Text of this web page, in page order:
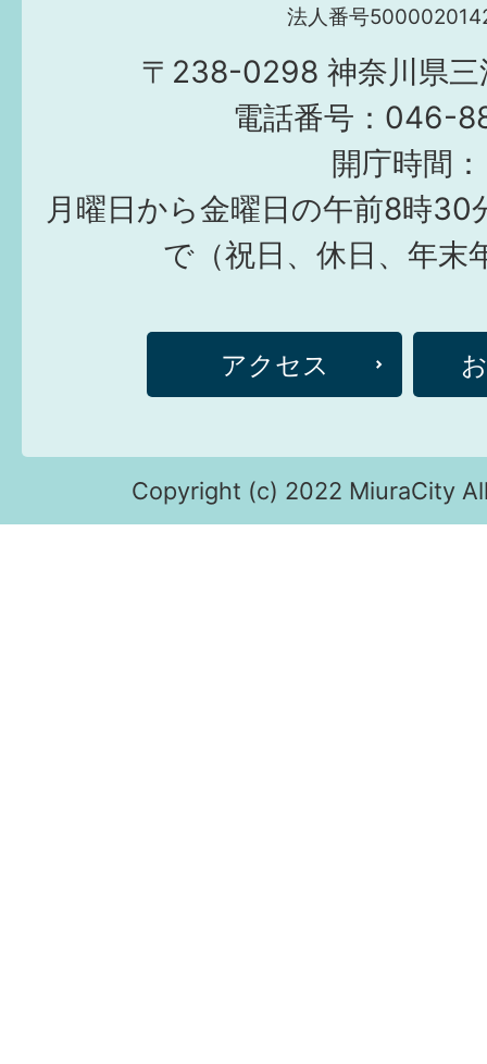
法人番号
〒238-0298 神奈川県三
電話番号：046-
開庁時間：
月曜日から金曜日の午前8時30
で（祝日、休日、年末
アクセス
Copyright (c) 2022 MiuraCity